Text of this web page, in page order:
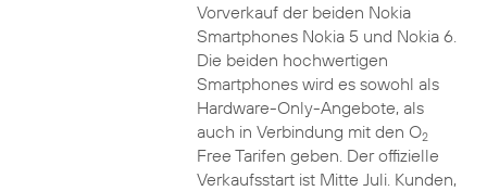
Vorverkauf der beiden Nokia
Smartphones Nokia 5 und Nokia 6.
Die beiden hochwertigen
Smartphones wird es sowohl als
Hardware-Only-Angebote, als
auch in Verbindung mit den O2
Free Tarifen geben. Der offizielle
Verkaufsstart ist Mitte Juli. Kunden,